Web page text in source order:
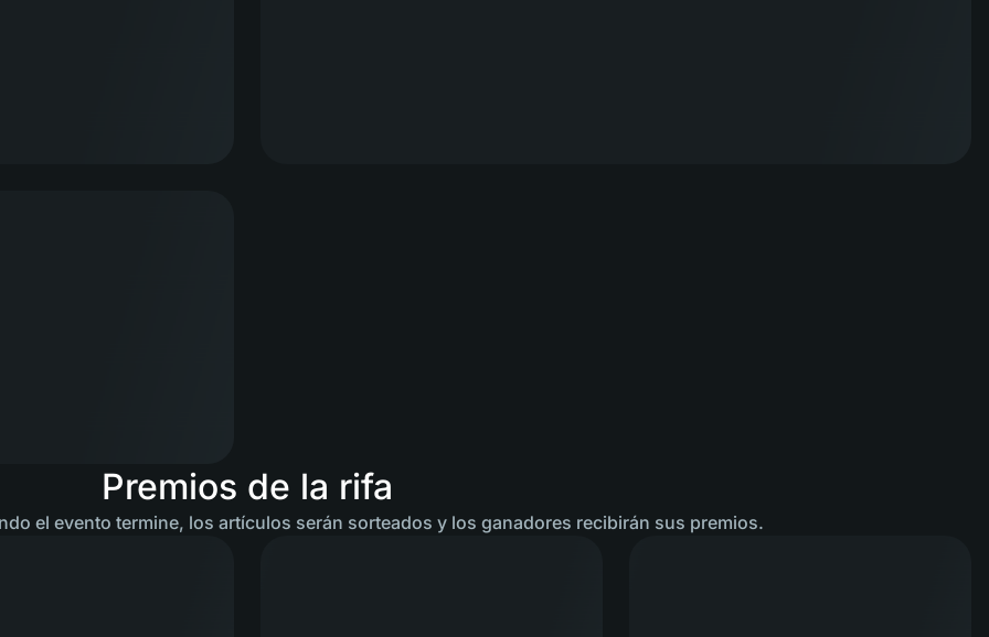
Premios de la rifa
el evento termine, los artículos serán sorteados y los ganadores recibirán sus premios.